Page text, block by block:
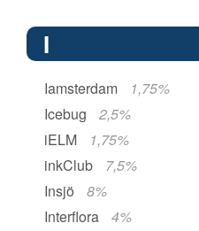
I
Iamsterdam
1,75%
Icebug
2,5%
iELM
1,75%
inkClub
7,5%
Insjö
8%
Interflora
4%